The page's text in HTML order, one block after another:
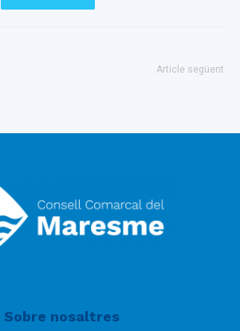
Article següent
Sobre nosaltres